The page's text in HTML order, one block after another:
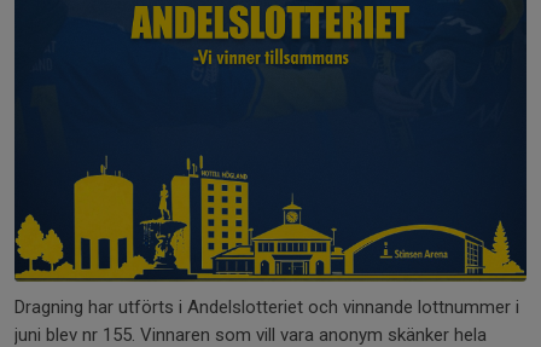
Dragning har utförts i Andelslotteriet och vinnande lottnummer i
juni blev nr 155. Vinnaren som vill vara anonym skänker hela